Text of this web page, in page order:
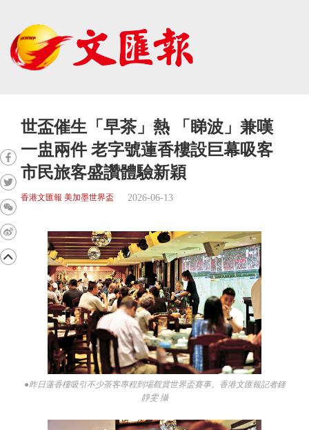
世盃催生「早茶」熱 「睇波」兼嘆
一盅兩件 老字號蓮香樓設巨幕吸客
市民旅客盛讚體驗新穎
香港文匯報 美加墨世界盃 2026-06-13
●昨日蓮香樓吸引不少茶客專程到場觀賞世界盃賽事。香港文匯報記者鍾
靜雯 攝